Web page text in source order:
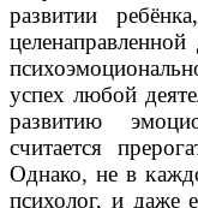
развитии
успех любой
развитию
считается
Однако, не в
психолог, и даже